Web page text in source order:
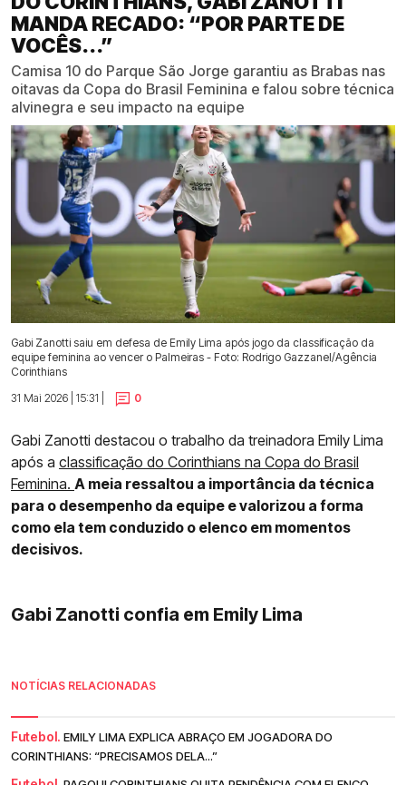
MANDA RECADO: “POR PARTE DE
VOCÊS...”
Camisa 10 do Parque São Jorge garantiu as Brabas nas
oitavas da Copa do Brasil Feminina e falou sobre técnica
alvinegra e seu impacto na equipe
Gabi Zanotti saiu em defesa de Emily Lima após jogo da classificação da
equipe feminina ao vencer o Palmeiras - Foto: Rodrigo Gazzanel/Agência
Corinthians
31 Mai 2026 | 15:31 |
0
Gabi Zanotti destacou o trabalho da treinadora Emily Lima
após a classificação do Corinthians na Copa do Brasil
Feminina. A meia ressaltou a importância da técnica
para o desempenho da equipe e valorizou a forma
como ela tem conduzido o elenco em momentos
decisivos.
Gabi Zanotti confia em Emily Lima
NOTÍCIAS RELACIONADAS
Futebol. EMILY LIMA EXPLICA ABRAÇO EM JOGADORA DO
CORINTHIANS: “PRECISAMOS DELA...”